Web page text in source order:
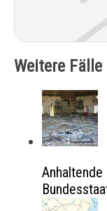
Weitere Fälle